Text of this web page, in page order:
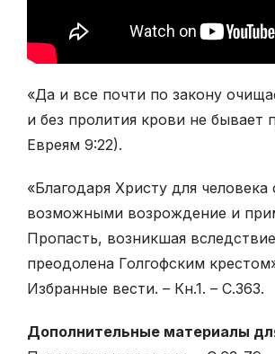
«Да и все почти по закону
и без пролития крови не бывает
Евреям 9:22).
«Благодаря Христу для человека
возможными возрождение и
Пропасть, возникшая
преодолена Голгофским
Избранные вести. – Кн.1. – С.363.
Дополнительные материалы